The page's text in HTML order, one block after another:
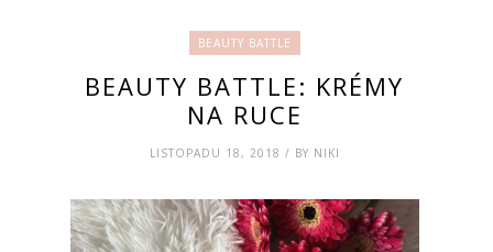
BEAUTY BATTLE
BEAUTY BATTLE: KRÉMY
NA RUCE
LISTOPADU 18, 2018 / BY NIKI